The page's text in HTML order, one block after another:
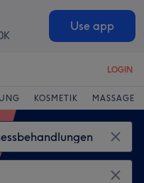
Use app
LOGIN
KOSMETIK MASSAGE